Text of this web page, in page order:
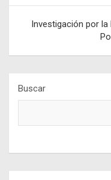
Investigación por la
Buscar